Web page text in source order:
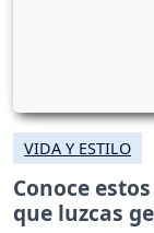
VIDA Y ESTILO
Conoce
que luzcas